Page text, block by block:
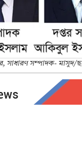
সাধারণ সম্পাদক- মাসুদ/